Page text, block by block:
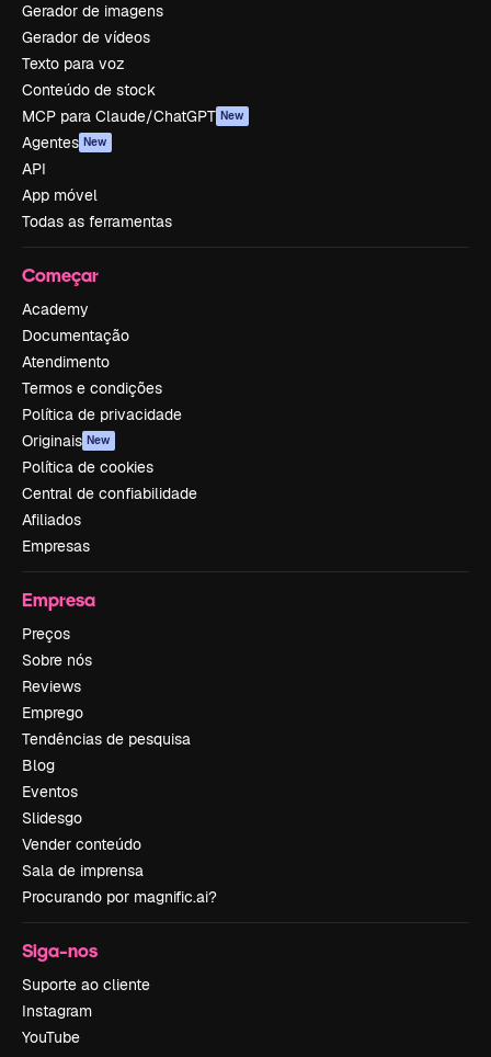
Gerador de imagens
Gerador de vídeos
Texto para voz
Conteúdo de stock
MCP para Claude/ChatGPT New
Agentes New
API
App móvel
Todas as ferramentas
Começar
Academy
Documentação
Atendimento
Termos e condições
Política de privacidade
Originais New
Política de cookies
Central de confiabilidade
Afiliados
Empresas
Empresa
Preços
Sobre nós
Reviews
Emprego
Tendências de pesquisa
Blog
Eventos
Slidesgo
Vender conteúdo
Sala de imprensa
Procurando por magnific.ai?
Siga-nos
Suporte ao cliente
Instagram
YouTube